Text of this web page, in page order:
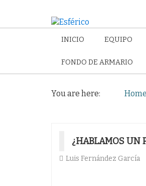
INICIO EQUIPO
FONDO DE ARMARIO
You are here: Home
¿HABLAMOS UN
Luis Fernández García